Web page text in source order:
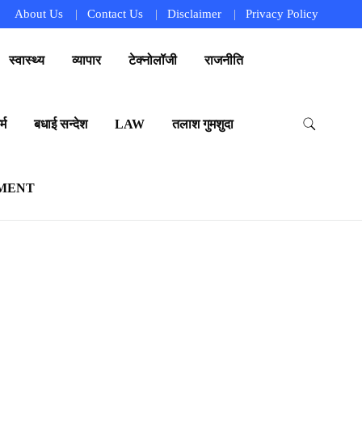
About Us Contact Us Disclaimer Privacy Policy
स्वास्थ्य व्यापार टेक्नोलॉजी राजनीति
बधाई सन्देश LAW तलाश गुमशुदा